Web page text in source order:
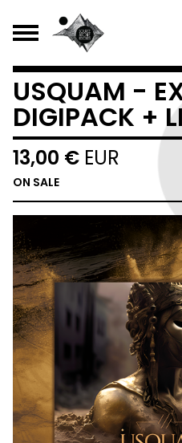
USQUAM -
DIGIPACK +
13,00 € EUR
ON SALE